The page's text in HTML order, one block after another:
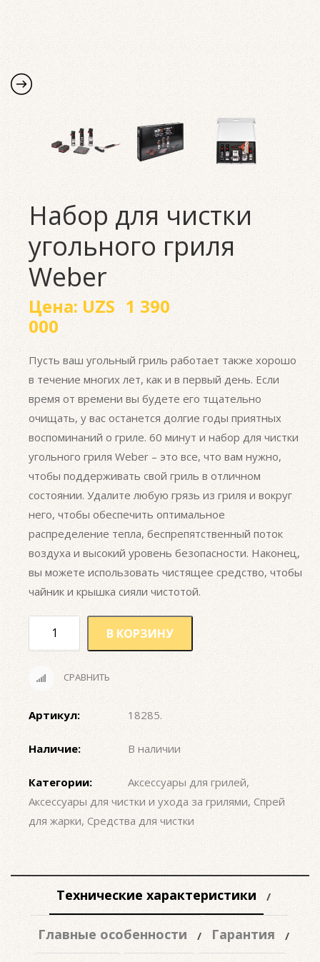
Набор для чистки
угольного гриля
Weber
Цена: UZS 1 390
000
Пусть ваш угольный гриль работает также хорошо
в течение многих лет, как и в первый день. Если
время от времени вы будете его тщательно
очищать, у вас останется долгие годы приятных
воспоминаний о гриле. 60 минут и набор для чистки
угольного гриля Weber – это все, что вам нужно,
чтобы поддерживать свой гриль в отличном
состоянии. Удалите любую грязь из гриля и вокруг
него, чтобы обеспечить оптимальное
распределение тепла, беспрепятственный поток
воздуха и высокий уровень безопасности. Наконец,
вы можете использовать чистящее средство, чтобы
чайник и крышка сияли чистотой.
В КОРЗИНУ
СРАВНИТЬ
Артикул: 18285.
Наличие: В наличии
Категории: Аксессуары для грилей,
Аксессуары для чистки и ухода за грилями,Спрей
для жарки,Средства для чистки
Технические характеристики
Главные особенности Гарантия